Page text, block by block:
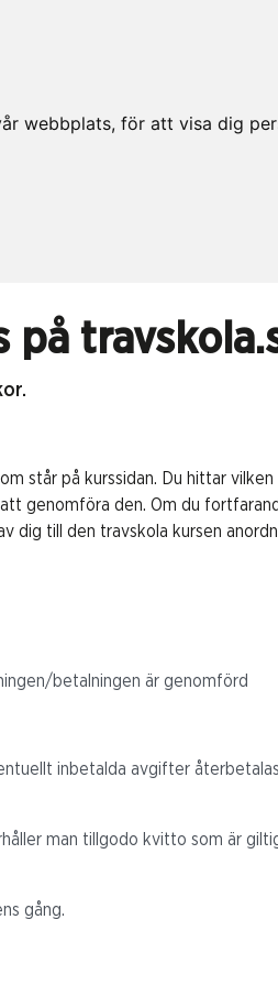
webbplats, för att visa dig
står på kurssidan. Du hittar vilken
genomföra den. Om du
dig till den travskola kursen
betalningen är genomförd
inbetalda avgifter
man tillgodo kvitto som är
gång.